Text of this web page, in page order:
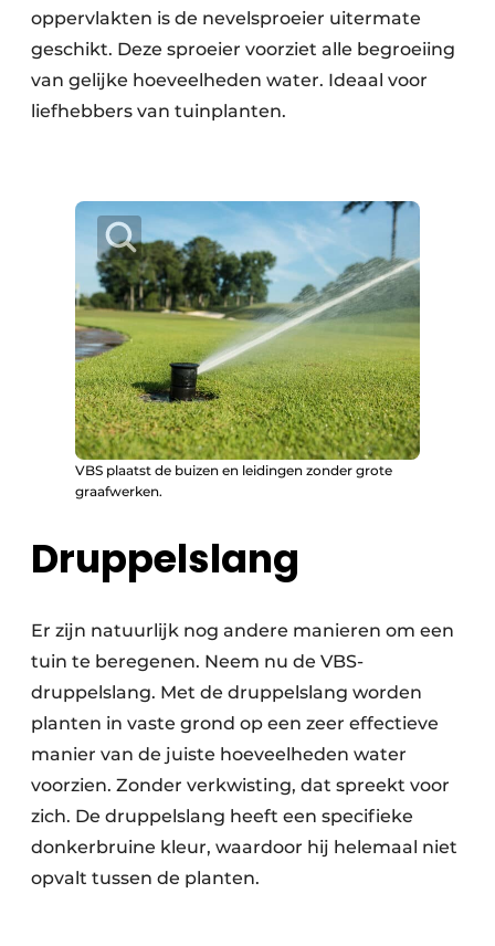
oppervlakten is de nevelsproeier uitermate
geschikt. Deze sproeier voorziet alle begroeiing
van gelijke hoeveelheden water. Ideaal voor
liefhebbers van tuinplanten.
VBS plaatst de buizen en leidingen zonder grote
graafwerken.
Druppelslang
Er zijn natuurlijk nog andere manieren om een
tuin te beregenen. Neem nu de VBS-
druppelslang. Met de druppelslang worden
planten in vaste grond op een zeer effectieve
manier van de juiste hoeveelheden water
voorzien. Zonder verkwisting, dat spreekt voor
zich. De druppelslang heeft een specifieke
donkerbruine kleur, waardoor hij helemaal niet
opvalt tussen de planten.